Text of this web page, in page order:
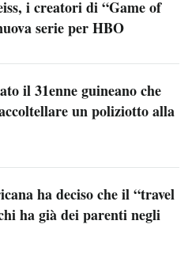
i creatori di “Game of
serie per HBO
il 31enne guineano che
un poliziotto alla
ha deciso che il “travel
ha già dei parenti negli